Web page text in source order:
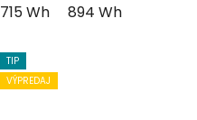
715 Wh 894 Wh
TIP
VÝPREDAJ